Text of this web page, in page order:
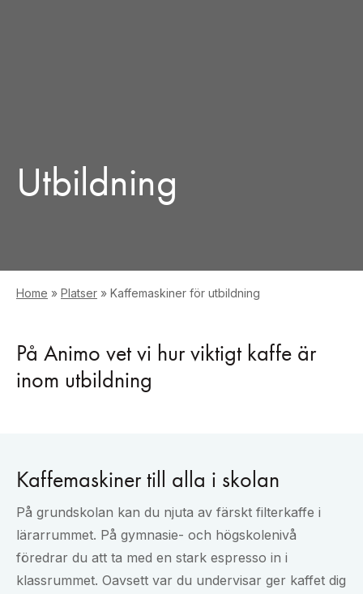
Home » Platser » Kaffemaskiner för utbildning
Utbildning
På Animo vet vi hur viktigt kaffe är
inom utbildning
Kaffemaskiner till alla i skolan
På grundskolan kan du njuta av färskt filterkaffe i
lärarrummet. På gymnasie- och högskolenivå
föredrar du att ta med en stark espresso in i
klassrummet. Oavsett var du undervisar ger kaffet dig